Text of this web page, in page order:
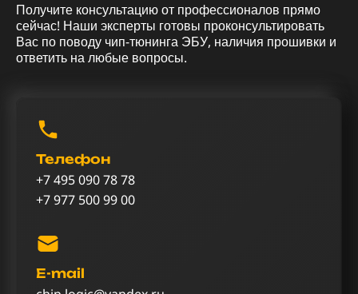
Получите консультацию от профессионалов прямо
сейчас! Наши эксперты готовы проконсультировать
Вас по поводу чип-тюнинга ЭБУ, наличия прошивки и
ответить на любые вопросы.
Телефон
+7 495 090 78 78
+7 977 500 99 00
E-mail